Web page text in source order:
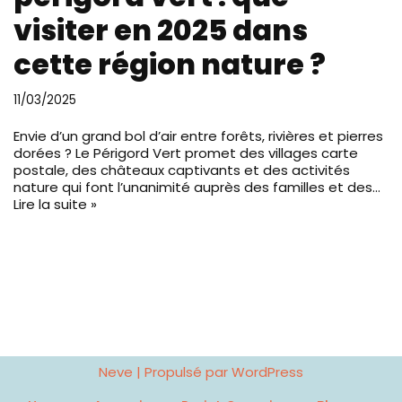
visiter en 2025 dans
cette région nature ?
11/03/2025
Envie d’un grand bol d’air entre forêts, rivières et pierres
dorées ? Le Périgord Vert promet des villages carte
postale, des châteaux captivants et des activités
nature qui font l’unanimité auprès des familles et des…
Lire la suite »
Neve | Propulsé parWordPress